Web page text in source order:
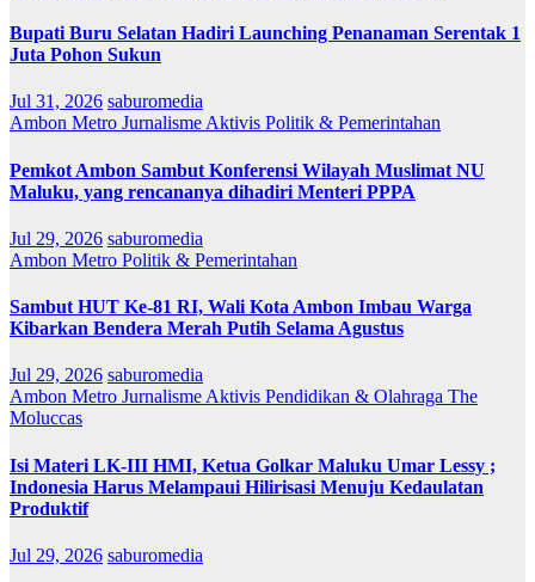
Bupati Buru Selatan Hadiri Launching Penanaman Serentak 1
Juta Pohon Sukun
Jul 31, 2026 saburomedia
Ambon Metro Jurnalisme Aktivis Politik & Pemerintahan
Pemkot Ambon Sambut Konferensi Wilayah Muslimat NU
Maluku, yang rencananya dihadiri Menteri PPPA
Jul 29, 2026 saburomedia
Ambon Metro Politik & Pemerintahan
Sambut HUT Ke-81 RI, Wali Kota Ambon Imbau Warga
Kibarkan Bendera Merah Putih Selama Agustus
Jul 29, 2026 saburomedia
Ambon Metro Jurnalisme Aktivis Pendidikan & Olahraga The
Moluccas
Isi Materi LK-III HMI, Ketua Golkar Maluku Umar Lessy ;
Indonesia Harus Melampaui Hilirisasi Menuju Kedaulatan
Produktif
Jul 29, 2026 saburomedia